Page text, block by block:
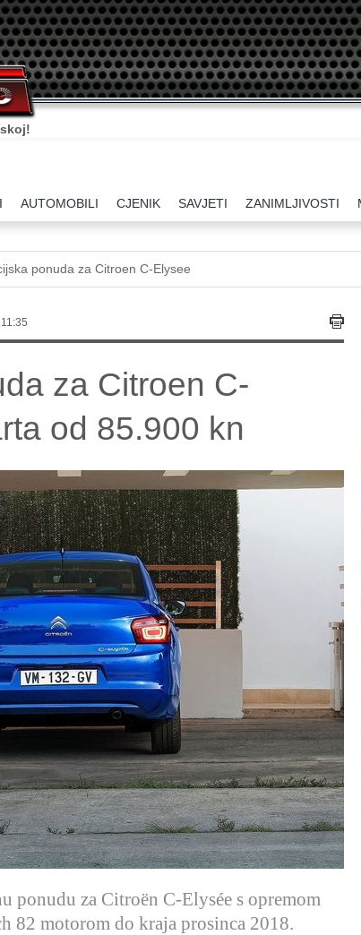
AUTOMOBILI CJENIK SAVJETI ZANIMLJIVOSTI
ponuda za Citroen C-Elysee
za Citroen C-
od 85.900 kn
ponudu za Citroën C-Elysée s opremom
82 motorom do kraja prosinca 2018.